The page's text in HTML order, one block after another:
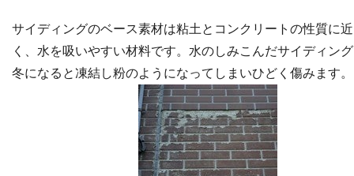
サイディングのベース素材は粘土とコンクリートの性質に近
く、水を吸いやすい材料です。水のしみこんだサイディン
冬になると凍結し粉のようになってしまいひどく傷みます